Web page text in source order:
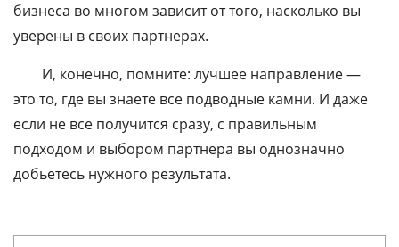
бизнеса во многом зависит от того, насколько вы
уверены в своих партнерах.
И, конечно, помните: лучшее направление —
это то, где вы знаете все подводные камни. И даже
если не все получится сразу, с правильным
подходом и выбором партнера вы однозначно
добьетесь нужного результата.